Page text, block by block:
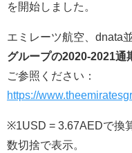
を開始しました。
エミレーツ航空、dnata
グループの2020-2021通
ご参照ください：
https://
※1USD = 3.67AEDで換
数切捨で表示。